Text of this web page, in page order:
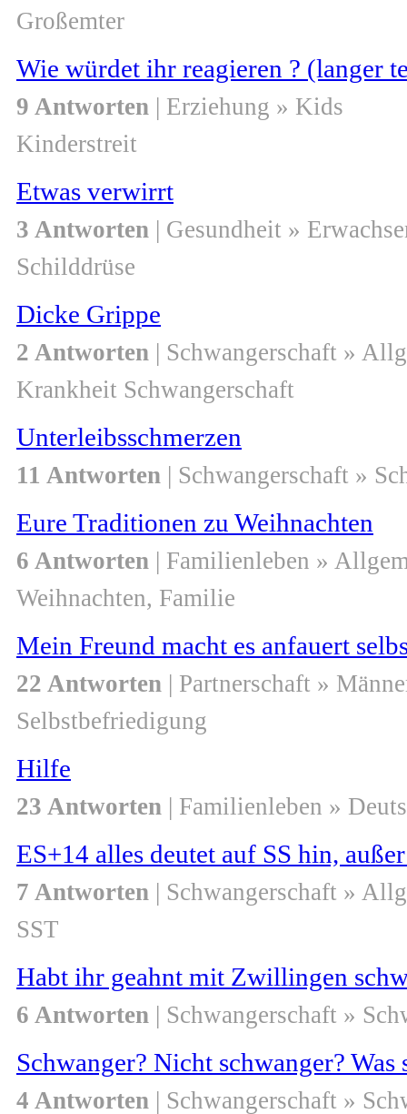
Großemter
Wie würdet ihr reagieren ? (langer
9 Antworten | Erziehung » Kids
Kinderstreit
Etwas verwirrt
3 Antworten | Gesundheit »
Schilddrüse
Dicke Grippe
2 Antworten | Schwangerschaft »
Krankheit Schwangerschaft
Unterleibsschmerzen
11 Antworten | Schwangerschaft »
Eure Traditionen zu Weihnachten
6 Antworten | Familienleben »
Weihnachten, Familie
Mein Freund macht es anfauert
22 Antworten | Partnerschaft »
Selbstbefriedigung
Hilfe
23 Antworten | Familienleben »
ES+14 alles deutet auf SS hin,
7 Antworten | Schwangerschaft »
SST
Habt ihr geahnt mit Zwillingen
6 Antworten | Schwangerschaft »
Schwanger? Nicht schwanger? Was
4 Antworten | Schwangerschaft »